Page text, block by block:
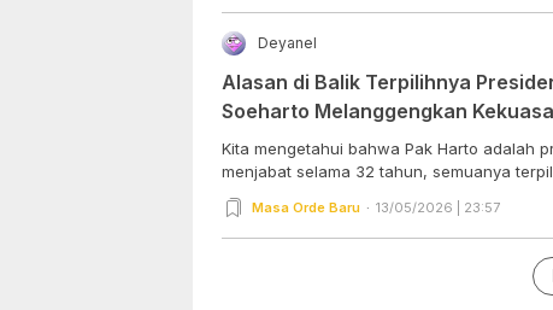
Deyanel
Alasan di Balik Terpilihnya
Soeharto Melanggengkan
Kita mengetahui bahwa Pak Harto adalah
menjabat selama 32 tahun, semuanya
Masa Orde Baru 13/05/2026 | 23:57